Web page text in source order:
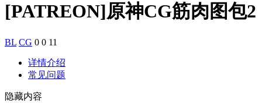
[PATREON]原神CG筋肉图包
BL CG 0 0 11
详情介绍
常见问题
隐藏内容